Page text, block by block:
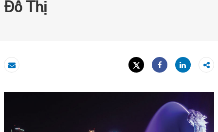
Đô Thị
Email
Tweet
Share
Share